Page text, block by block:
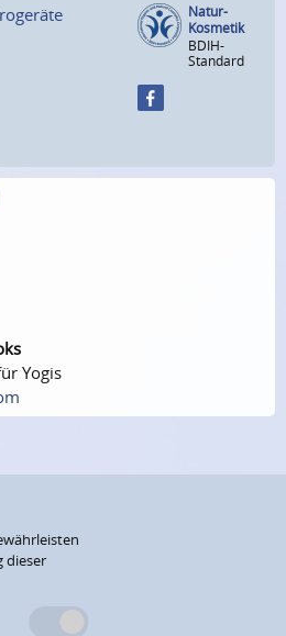
Natur-
Kosmetik
BDIH-
Standard
Yogis
dieser